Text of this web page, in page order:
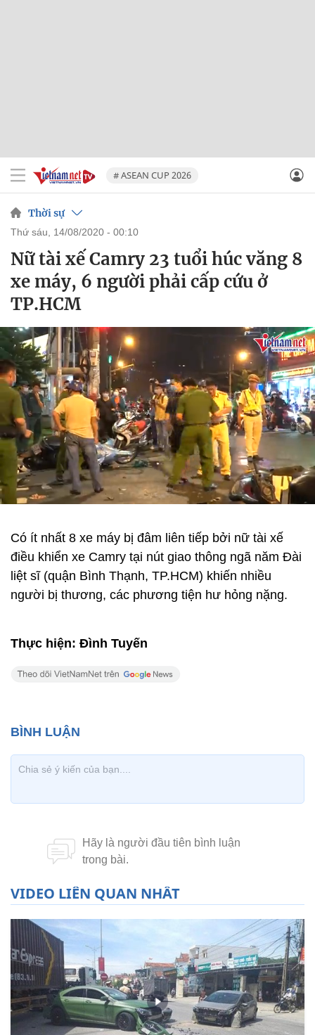
# ASEAN CUP 2026
Thời sự
thứ sáu, 14/08/2020 - 00:10
Nữ tài xế Camry 23 tuổi húc văng 8
xe máy, 6 người phải cấp cứu ở
TP.HCM
Có ít nhất 8 xe máy bị đâm liên tiếp bởi nữ tài xế
điều khiển xe Camry tại nút giao thông ngã năm Đài
liệt sĩ (quận Bình Thạnh, TP.HCM) khiến nhiều
người bị thương, các phương tiện hư hỏng nặng.
Thực hiện: Đình Tuyến
VIDEO LIÊN QUAN NHẤT